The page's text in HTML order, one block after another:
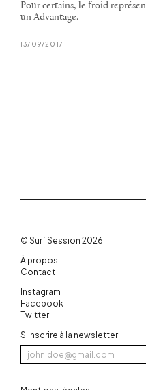
Pour certains, le froid
un Advantage.
13/09/2017
© Surf Session 2026
À propos
Contact
Instagram
Facebook
Twitter
S'inscrire à la newsletter